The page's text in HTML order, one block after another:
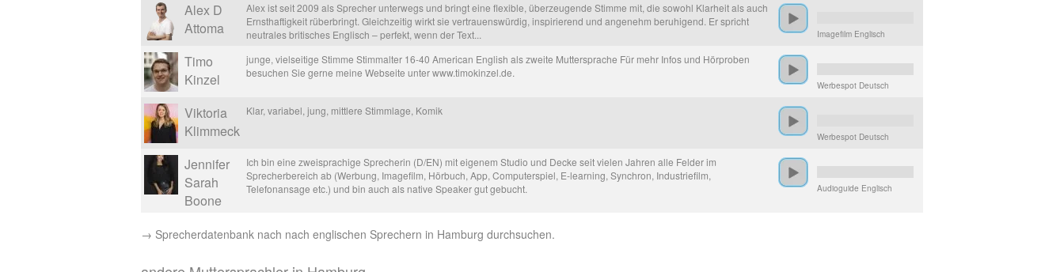
Alex D
Attoma
Alex ist seit 2009 als Sprecher unterwegs und bringt eine flexible, überzeugende Stimme mit, die sowohl Klarheit als auch
Ernsthaftigkeit rüberbringt. Gleichzeitig wirkt sie vertrauenswürdig, inspirierend und angenehm beruhigend. Er spricht
neutrales britisches Englisch – perfekt, wenn der Text...
Imagefilm Englisch
Timo
Kinzel
junge, vielseitige Stimme Stimmalter 16-40 American English als zweite Muttersprache Für mehr Infos und Hörproben
besuchen Sie gerne meine Webseite unter www.timokinzel.de.
Werbespot Deutsch
Viktoria
Klimmeck
Klar, variabel, jung, mittlere Stimmlage, Komik
Werbespot Deutsch
Jennifer
Sarah
Boone
Ich bin eine zweisprachige Sprecherin (D/EN) mit eigenem Studio und Decke seit vielen Jahren alle Felder im
Sprecherbereich ab (Werbung, Imagefilm, Hörbuch, App, Computerspiel, E-learning, Synchron, Industriefilm,
Telefonansage etc.) und bin auch als native Speaker gut gebucht.
Audioguide Englisch
→ Sprecherdatenbank nach nach englischen Sprechern in Hamburg durchsuchen.